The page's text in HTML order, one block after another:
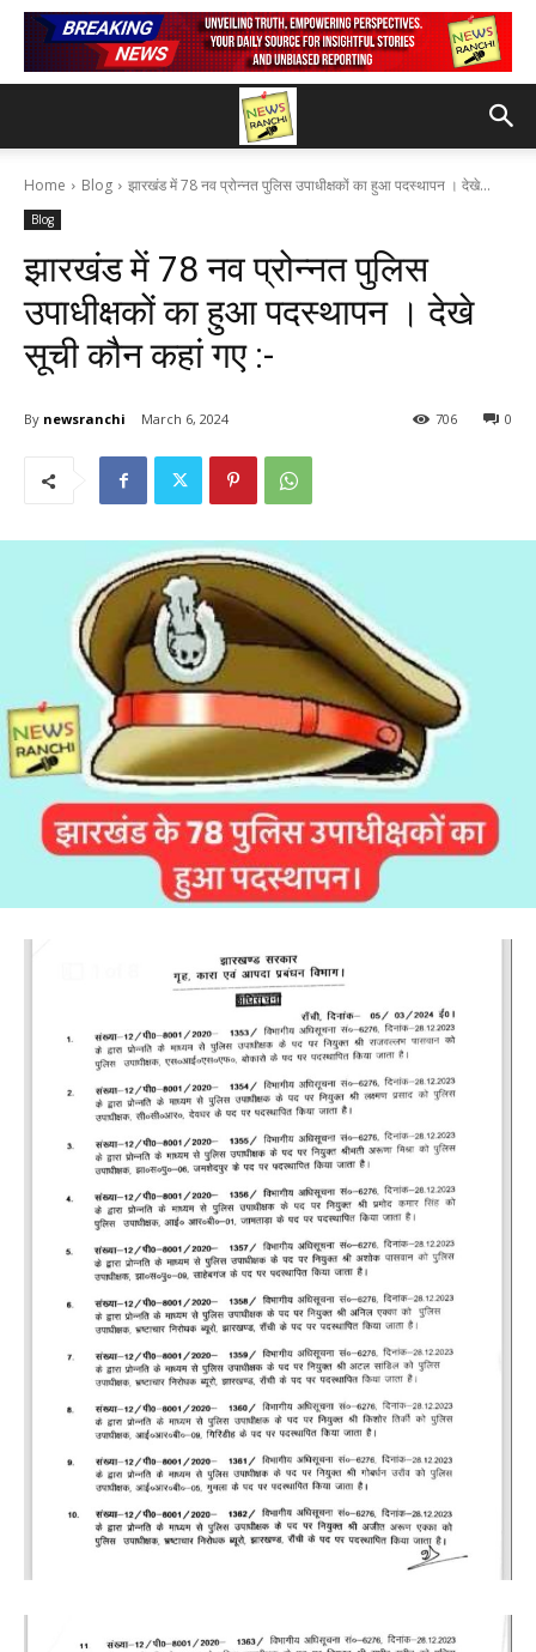
Home Blog झारखंड में 78 नव प्रोन्नत पुलिस उपाधीक्षकों का हुआ पदस्थापन । देखे...
Blog
झारखंड में 78 नव प्रोन्नत पुलिस
उपाधीक्षकों का हुआ पदस्थापन । देखे
सूची कौन कहां गए :-
By newsranchi March 6, 2024 0
706